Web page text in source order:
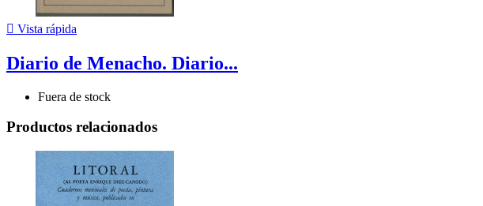
 Vista rápida
Diario de Menacho. Diario...
Fuera de stock
Productos relacionados